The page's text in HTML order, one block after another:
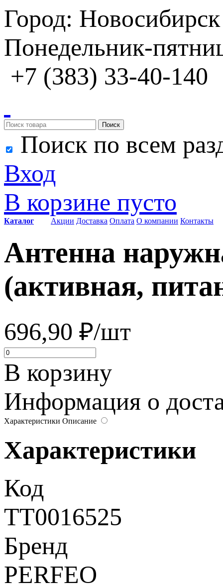
Город: Новосибирск
Понедельник-
+7 (383) 33-40-140
Поиск
Поиск по всем
Вход
В корзине пусто
Каталог Акции Доставка Оплата О компании Контакты
Антенна
(активная,
696,90 ₽/шт
В корзину
Информация о
Характеристики Описание
Характеристики
Код
ТТ0016525
Бренд
PERFEO